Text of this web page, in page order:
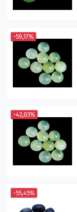
-59,17%
-42,03%
-55,45%